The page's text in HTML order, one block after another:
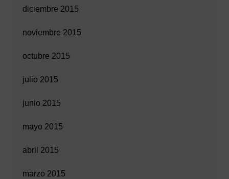
diciembre 2015
noviembre 2015
octubre 2015
julio 2015
junio 2015
mayo 2015
abril 2015
marzo 2015